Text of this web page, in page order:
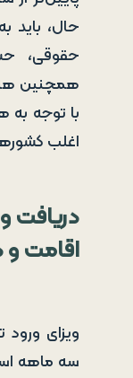
حال، باید
حقوقی،
همچنین
با توجه به
اغلب
دریافت
اقامت و
سه ماهه